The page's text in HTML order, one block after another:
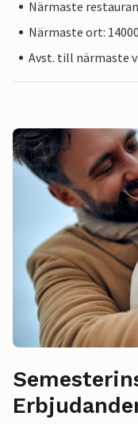
Närmaste
Närmaste ort:
Avst. till närmaste